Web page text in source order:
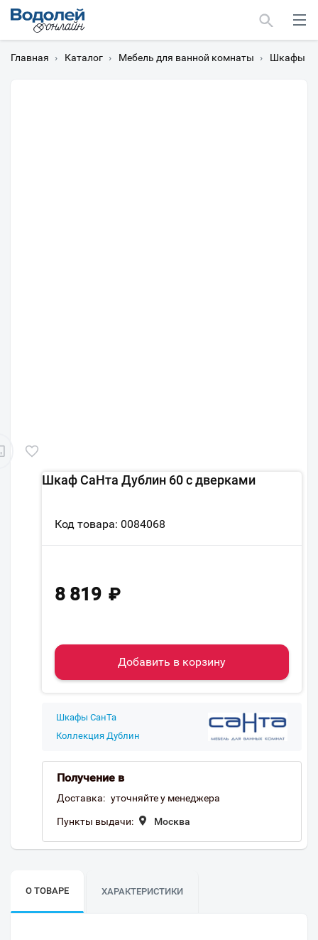
Главная › Каталог › Мебель для ванной комнаты › Шкафы
Шкаф СаНта Дублин 60 с дверками
Код товара: 0084068
8 819 ₽
Добавить в корзину
Шкафы СанТа
Коллекция Дублин
Получение в
Доставка: уточняйте у менеджера
Пункты выдачи: Москва
О ТОВАРЕ ХАРАКТЕРИСТИКИ